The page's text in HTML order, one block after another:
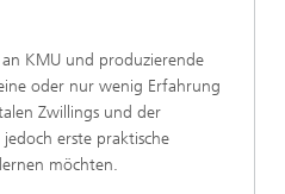
KMU und produzierende
oder nur wenig Erfahrung
Zwillings und der
erste praktische
möchten.